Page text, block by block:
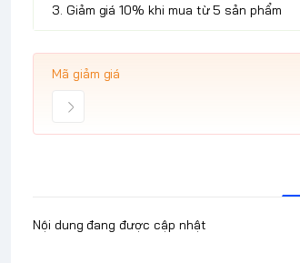
3. Giảm giá 10% khi mua từ 5 sản phẩm
Mã giảm giá
Nội dung đang được cập nhật